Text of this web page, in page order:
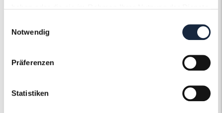
Notwendig
Präferenzen
Statistiken